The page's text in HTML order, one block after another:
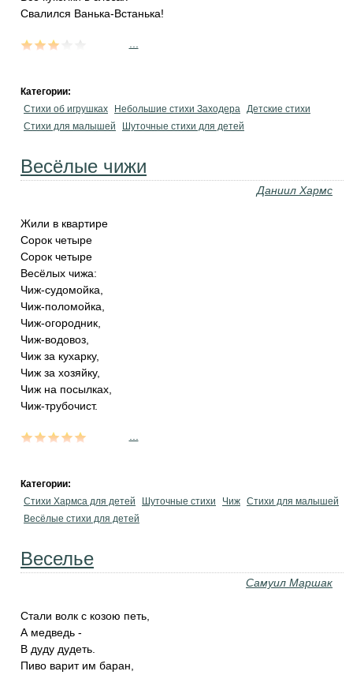
Свалился Ванька-Встанька!
Категории:
Стихи об игрушках
Небольшие стихи Заходера Детские стихи
Стихи для малышей
Шуточные стихи для детей
Весёлые чижи
Даниил Хармс
Жили в квартире
Сорок четыре
Сорок четыре
Весёлых чижа:
Чиж-судомойка,
Чиж-поломойка,
Чиж-огородник,
Чиж-водовоз,
Чиж за кухарку,
Чиж за хозяйку,
Чиж на посылках,
Чиж-трубочист.
Категории:
Стихи Хармса для детей
Шуточные стихи Чиж Стихи для малышей
Весёлые стихи для детей
Веселье
Самуил Маршак
Стали волк с козою петь,
А медведь -
В дуду дудеть.
Пиво варит им баран,